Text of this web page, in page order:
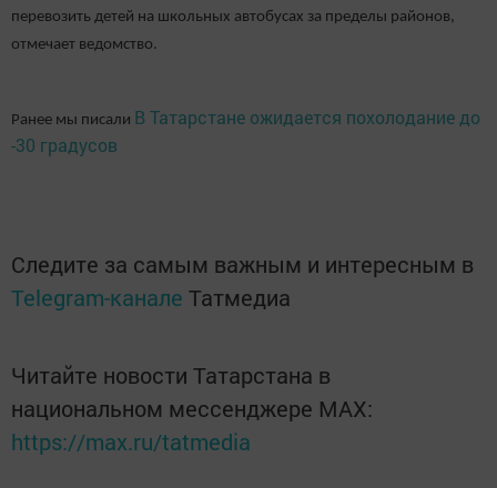
перевозить детей на школьных автобусах за пределы районов,
отмечает ведомство.
Ранее мы писали В Татарстане ожидается похолодание до
-30 градусов
Следите за самым важным и интересным в
Telegram-канале Татмедиа
Читайте новости Татарстана в
национальном мессенджере MАХ:
https://max.ru/tatmedia